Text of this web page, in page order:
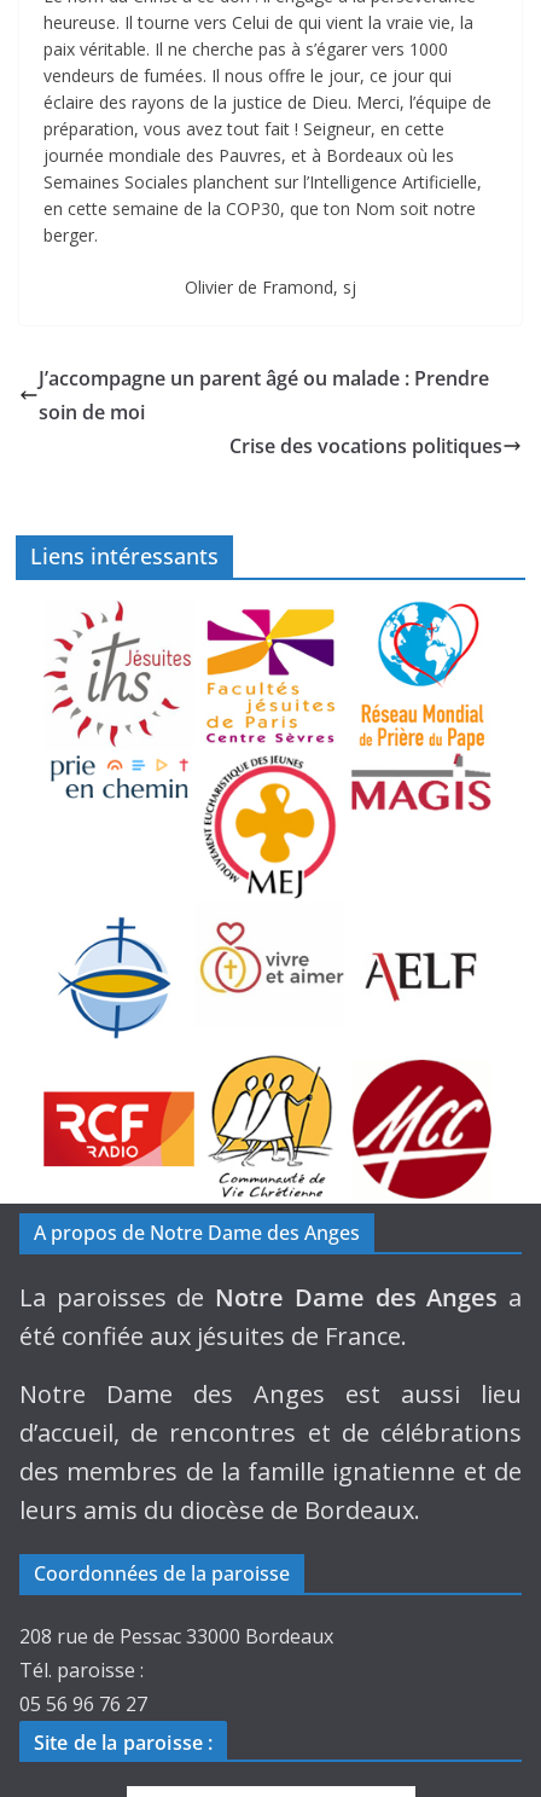
heureuse. Il tourne vers Celui de qui vient la vraie vie, la
paix véritable. Il ne cherche pas à s’égarer vers 1000
vendeurs de fumées. Il nous offre le jour, ce jour qui
éclaire des rayons de la justice de Dieu. Merci, l’équipe de
préparation, vous avez tout fait ! Seigneur, en cette
journée mondiale des Pauvres, et à Bordeaux où les
Semaines Sociales planchent sur l’Intelligence Artificielle,
en cette semaine de la COP30, que ton Nom soit notre
berger.
Olivier de Framond, sj
J’accompagne un parent âgé ou malade : Prendre
soin de moi
Crise des vocations politiques
Liens intéressants
A propos de Notre Dame des Anges
La paroisses de Notre Dame des Anges a
été confiée aux jésuites de France.
Notre Dame des Anges est aussi lieu
d’accueil, de rencontres et de célébrations
des membres de la famille ignatienne et de
leurs amis du diocèse de Bordeaux.
Coordonnées de la paroisse
208 rue de Pessac 33000 Bordeaux
Tél. paroisse :
05 56 96 76 27
Site de la paroisse :